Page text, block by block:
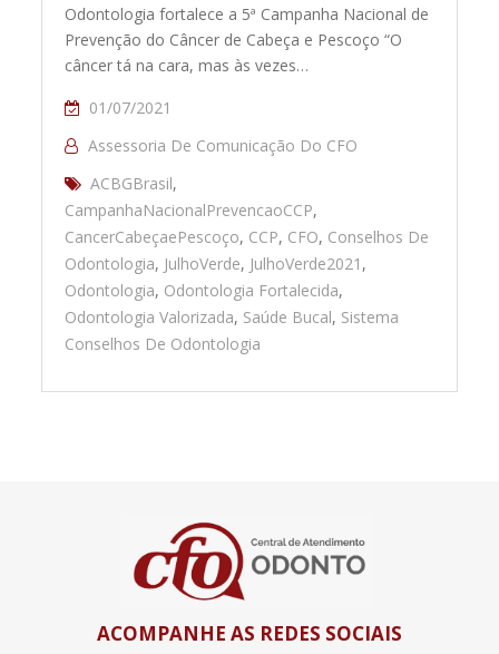
Odontologia fortalece a 5ª Campanha Nacional de
Prevenção do Câncer de Cabeça e Pescoço “O
câncer tá na cara, mas às vezes…
01/07/2021
Assessoria De Comunicação Do CFO
ACBGBrasil,
CampanhaNacionalPrevencaoCCP,
CancerCabeçaePescoço, CCP, CFO, Conselhos De
Odontologia, JulhoVerde, JulhoVerde2021 ,
Odontologia, Odontologia Fortalecida,
Odontologia Valorizada, Saúde Bucal, Sistema
Conselhos De Odontologia
ACOMPANHE AS REDES SOCIAIS